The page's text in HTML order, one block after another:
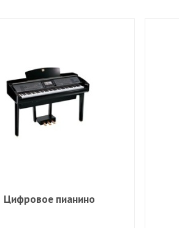
Цифровое пианино